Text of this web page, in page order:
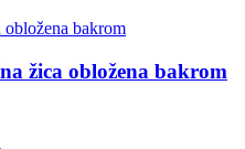
žica obložena bakrom